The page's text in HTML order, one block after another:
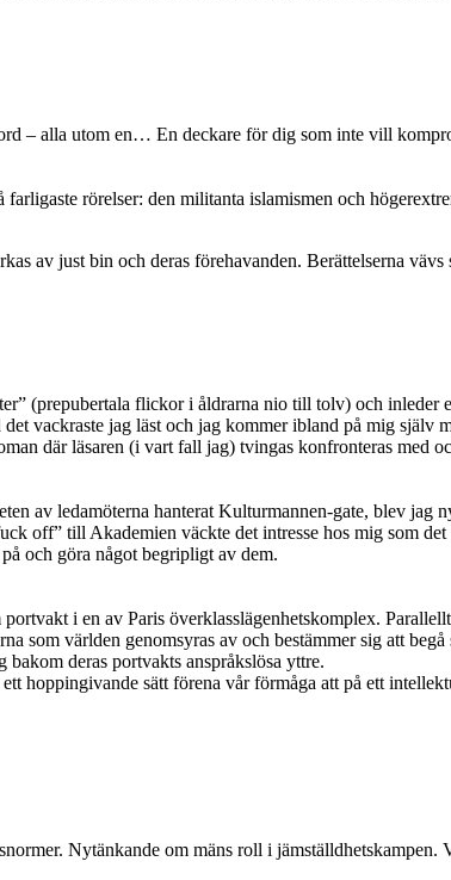
– alla utom en… En deckare för dig som inte vill
rörelser: den militanta islamismen och
av just bin och deras förehavanden. Berättelserna
(prepubertala flickor i åldrarna nio till tolv) och
vackraste jag läst och jag kommer ibland på mig själv
där läsaren (i vart fall jag) tvingas konfronteras med
av ledamöterna hanterat Kulturmannen-gate, blev
off” till Akademien väckte det intresse hos mig som
och göra något begripligt av dem.
i en av Paris överklasslägenhetskomplex.
som världen genomsyras av och bestämmer sig att
deras portvakts anspråkslösa yttre.
hoppingivande sätt förena vår förmåga att på ett
Nytänkande om mäns roll i jämställdhetskampen.